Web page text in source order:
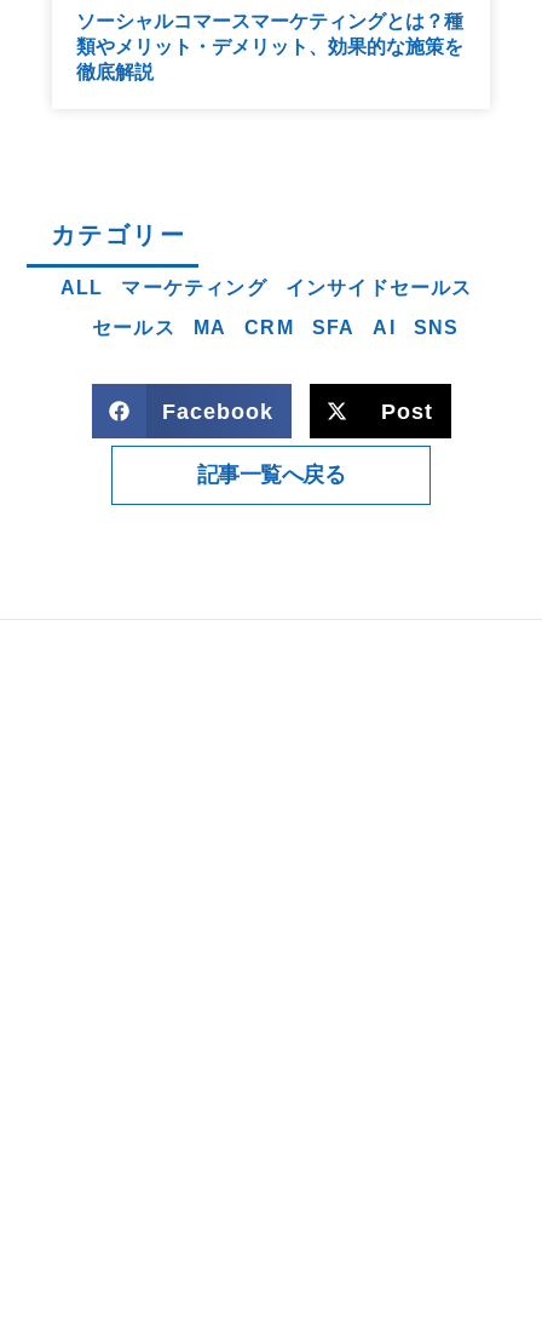
ソーシャルコマースマーケティングとは？種
類やメリット・デメリット、効果的な施策を
徹底解説
カテゴリー
ALL マーケティング
インサイドセールス
セールス
MA CRM SFA AI SNS
Facebook Post
記事一覧へ戻る